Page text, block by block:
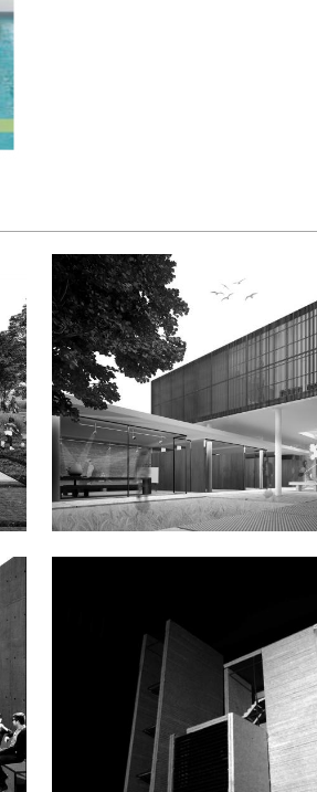
Εγγενής
Πανευρωπαικός Διαγωνισμός
Πολιτιστικού Χωριού Λέμπας
Tubo House
Πολυκατοικία, Αθήνα,